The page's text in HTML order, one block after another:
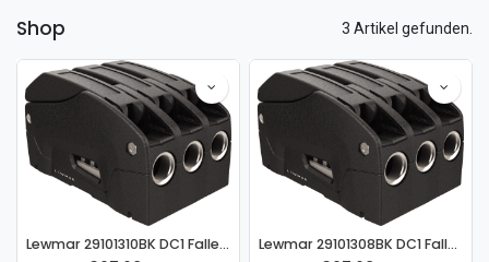
Shop 3 Artikel gefunden.
Lewmar 29101310BK DC1 Fallenstopper 8 - 10mm Tau Lewmar 29101308BK DC1 Fallenstopper 6 - 8mm Tau